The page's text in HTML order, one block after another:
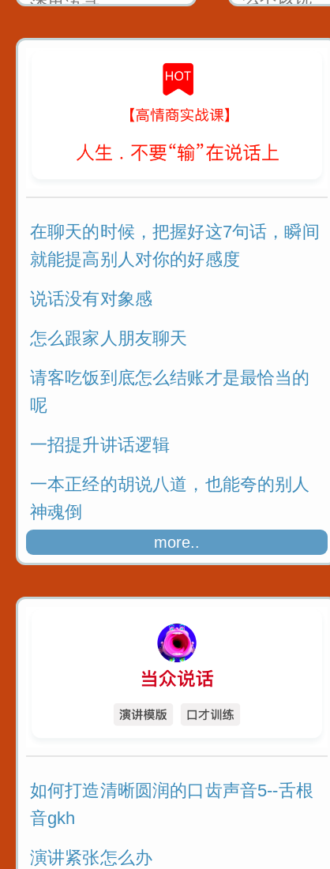
遇到只问不买的客
渣男语录
渣女语录
富二代装穷你们见
假戏假做_真热闹_
一句话让
可以算是
的例子
难的点_
管好自己
三招让你和
在聊天的时候，把握好这7句话，瞬间
就能提高别人对你的好感度
说话没有对象感
怎么跟家人朋友聊天
请客吃饭到底怎么结账才是最恰当的
呢
一招提升讲话逻辑
一本正经的胡说八道，也能夸的别人
神魂倒
more..
如何打造清晰圆润的口齿声音5--舌根
音gkh
演讲紧张怎么办